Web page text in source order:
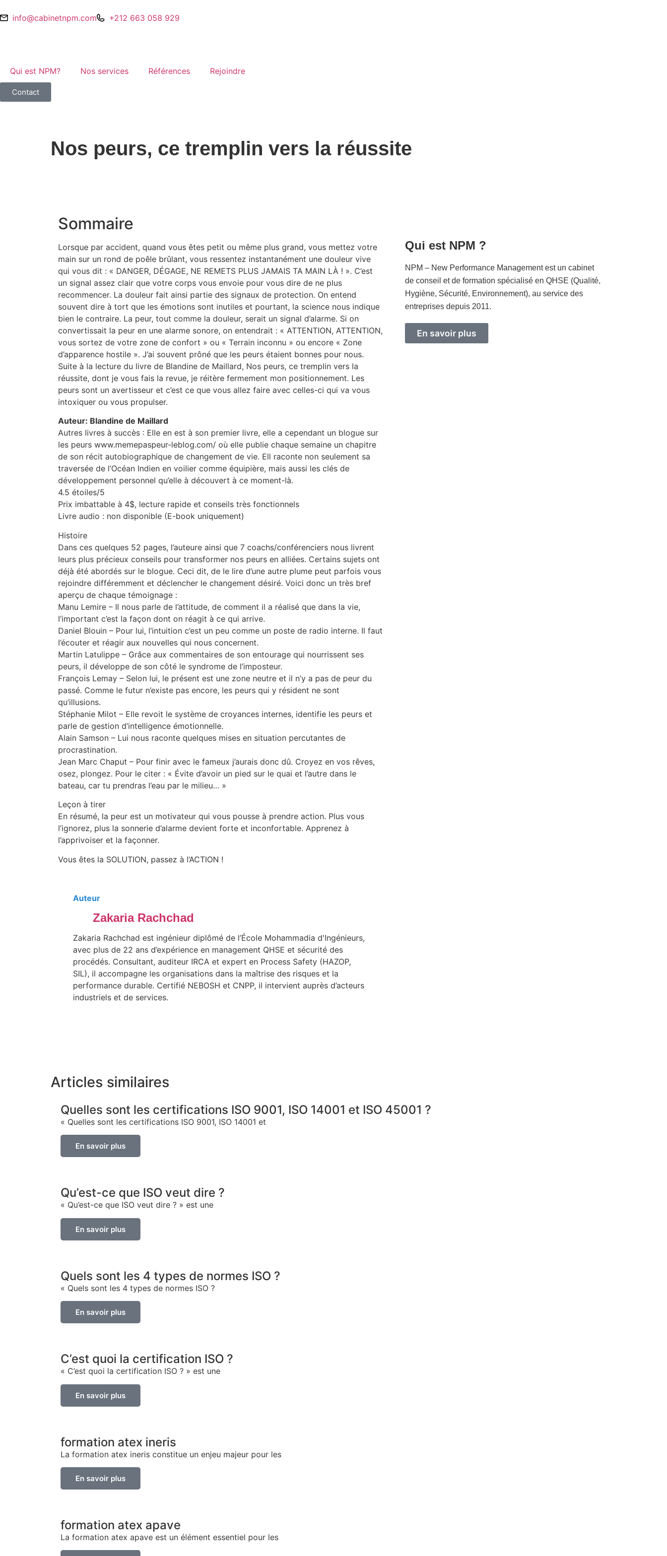
info@cabinetnpm.com +212 663 058 929
Qui est NPM? Nos services Références Rejoindre
Contact
Nos peurs, ce tremplin vers la réussite
Sommaire
Lorsque par accident, quand vous êtes petit ou même plus grand, vous mettez votre
main sur un rond de poêle brûlant, vous ressentez instantanément une douleur vive
qui vous dit : « DANGER, DÉGAGE, NE REMETS PLUS JAMAIS TA MAIN LÀ ! ». C’est
un signal assez clair que votre corps vous envoie pour vous dire de ne plus
recommencer. La douleur fait ainsi partie des signaux de protection. On entend
souvent dire à tort que les émotions sont inutiles et pourtant, la science nous indique
bien le contraire. La peur, tout comme la douleur, serait un signal d’alarme. Si on
convertissait la peur en une alarme sonore, on entendrait : « ATTENTION, ATTENTION,
vous sortez de votre zone de confort » ou « Terrain inconnu » ou encore « Zone
d’apparence hostile ». J’ai souvent prôné que les peurs étaient bonnes pour nous.
Suite à la lecture du livre de Blandine de Maillard, Nos peurs, ce tremplin vers la
réussite, dont je vous fais la revue, je réitère fermement mon positionnement. Les
peurs sont un avertisseur et c’est ce que vous allez faire avec celles-ci qui va vous
intoxiquer ou vous propulser.
Auteur: Blandine de Maillard
Autres livres à succès : Elle en est à son premier livre, elle a cependant un blogue sur
les peurs www.memepaspeur-leblog.com/ où elle publie chaque semaine un chapitre
de son récit autobiographique de changement de vie. Ell raconte non seulement sa
traversée de l’Océan Indien en voilier comme équipière, mais aussi les clés de
développement personnel qu’elle à découvert à ce moment-là.
4.5 étoiles/5
Prix imbattable à 4$, lecture rapide et conseils très fonctionnels
Livre audio : non disponible (E-book uniquement)
Histoire
Dans ces quelques 52 pages, l’auteure ainsi que 7 coachs/conférenciers nous livrent
leurs plus précieux conseils pour transformer nos peurs en alliées. Certains sujets ont
déjà été abordés sur le blogue. Ceci dit, de le lire d’une autre plume peut parfois vous
rejoindre différemment et déclencher le changement désiré. Voici donc un très bref
aperçu de chaque témoignage :
Manu Lemire – Il nous parle de l’attitude, de comment il a réalisé que dans la vie,
l’important c’est la façon dont on réagit à ce qui arrive.
Daniel Blouin – Pour lui, l’intuition c’est un peu comme un poste de radio interne. Il faut
l’écouter et réagir aux nouvelles qui nous concernent.
Martin Latulippe – Grâce aux commentaires de son entourage qui nourrissent ses
peurs, il développe de son côté le syndrome de l’imposteur.
François Lemay – Selon lui, le présent est une zone neutre et il n’y a pas de peur du
passé. Comme le futur n’existe pas encore, les peurs qui y résident ne sont
qu’illusions.
Stéphanie Milot – Elle revoit le système de croyances internes, identifie les peurs et
parle de gestion d’intelligence émotionnelle.
Alain Samson – Lui nous raconte quelques mises en situation percutantes de
procrastination.
Jean Marc Chaput – Pour finir avec le fameux j’aurais donc dû. Croyez en vos rêves,
osez, plongez. Pour le citer : « Évite d’avoir un pied sur le quai et l’autre dans le
bateau, car tu prendras l’eau par le milieu… »
Leçon à tirer
En résumé, la peur est un motivateur qui vous pousse à prendre action. Plus vous
l’ignorez, plus la sonnerie d’alarme devient forte et inconfortable. Apprenez à
l’apprivoiser et la façonner.
Vous êtes la SOLUTION, passez à l’ACTION !
Auteur
Zakaria Rachchad
Zakaria Rachchad est ingénieur diplômé de l’École Mohammadia d'Ingénieurs,
avec plus de 22 ans d’expérience en management QHSE et sécurité des
procédés. Consultant, auditeur IRCA et expert en Process Safety (HAZOP,
SIL), il accompagne les organisations dans la maîtrise des risques et la
performance durable. Certifié NEBOSH et CNPP, il intervient auprès d’acteurs
industriels et de services.
Qui est NPM ?
NPM – New Performance Management est un cabinet
de conseil et de formation spécialisé en QHSE (Qualité,
Hygiène, Sécurité, Environnement), au service des
entreprises depuis 2011.
En savoir plus
Articles similaires
Quelles sont les certifications ISO 9001, ISO 14001 et ISO 45001 ?
« Quelles sont les certifications ISO 9001, ISO 14001 et
En savoir plus
Qu’est-ce que ISO veut dire ?
« Qu’est-ce que ISO veut dire ? » est une
En savoir plus
Quels sont les 4 types de normes ISO ?
« Quels sont les 4 types de normes ISO ?
En savoir plus
C’est quoi la certification ISO ?
« C’est quoi la certification ISO ? » est une
En savoir plus
formation atex ineris
La formation atex ineris constitue un enjeu majeur pour les
En savoir plus
formation atex apave
La formation atex apave est un élément essentiel pour les